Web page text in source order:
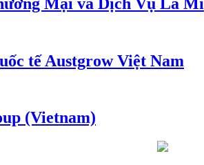
tế Austgrow Việt Nam
(Vietnam)